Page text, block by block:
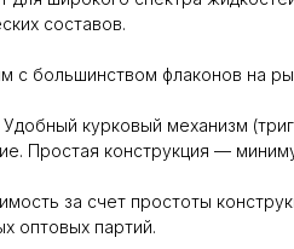
составов.
с большинством флаконов на
курковый механизм
Простая конструкция —
за счет простоты
оптовых партий.